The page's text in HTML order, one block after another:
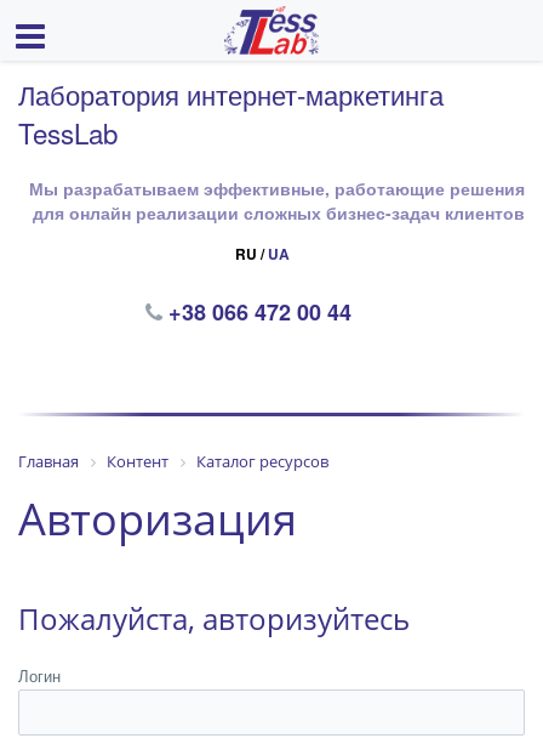
Лаборатория интернет-маркетинга
TessLab
Мы разрабатываем эффективные, работающие решения
для онлайн реализации сложных бизнес-задач клиентов
RU /UA
+38 066 472 00 44
Главная Контент Каталог ресурсов
Авторизация
Пожалуйста, авторизуйтесь
Логин